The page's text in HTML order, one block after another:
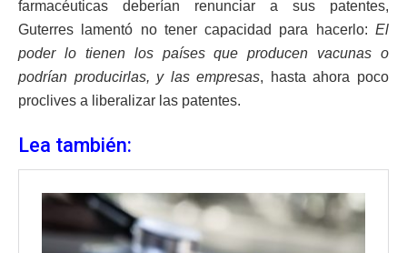
farmacéuticas deberían renunciar a sus patentes,
Guterres lamentó no tener capacidad para hacerlo: El
poder lo tienen los países que producen vacunas o
podrían producirlas, y las empresas, hasta ahora poco
proclives a liberalizar las patentes.
Lea también: